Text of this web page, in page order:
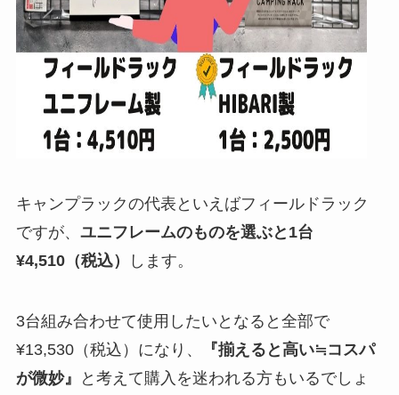
キャンプラックの代表といえばフィールドラック
ですが、 ユニフレームのものを選ぶと1台
¥4,510（税込）
します。
3台組み合わせて使用したいとなると全部で
¥13,530（税込）になり、
『揃えると高い≒コスパ
が微妙』
と考えて購入を迷われる方もいるでしょ